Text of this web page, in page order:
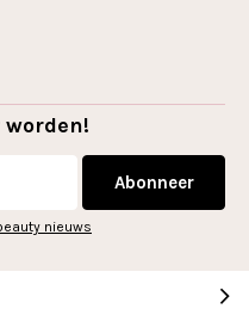
Abonneer
nieuws